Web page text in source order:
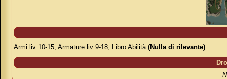
Armi liv 10-15, Armature liv 9-18, Libro Abilità (Nulla di rilevante)